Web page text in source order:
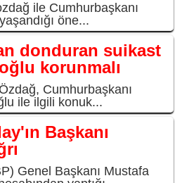
ile Cumhurbaşkanı
öne...
donduran suikast
korunmalı
Cumhurbaşkanı
ile ilgili konuk...
Başkanı
Genel Başkanı Mustafa